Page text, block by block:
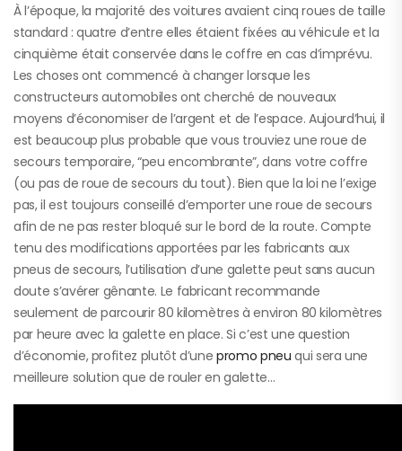
À l’époque, la majorité des voitures avaient cinq roues de taille
standard : quatre d’entre elles étaient fixées au véhicule et la
cinquième était conservée dans le coffre en cas d’imprévu.
Les choses ont commencé à changer lorsque les
constructeurs automobiles ont cherché de nouveaux
moyens d’économiser de l’argent et de l’espace. Aujourd’hui, il
est beaucoup plus probable que vous trouviez une roue de
secours temporaire, “peu encombrante”, dans votre coffre
(ou pas de roue de secours du tout). Bien que la loi ne l’exige
pas, il est toujours conseillé d’emporter une roue de secours
afin de ne pas rester bloqué sur le bord de la route. Compte
tenu des modifications apportées par les fabricants aux
pneus de secours, l’utilisation d’une galette peut sans aucun
doute s’avérer gênante. Le fabricant recommande
seulement de parcourir 80 kilomètres à environ 80 kilomètres
par heure avec la galette en place. Si c’est une question
d’économie, profitez plutôt d’unepromo pneu qui sera une
meilleure solution que de rouler en galette…